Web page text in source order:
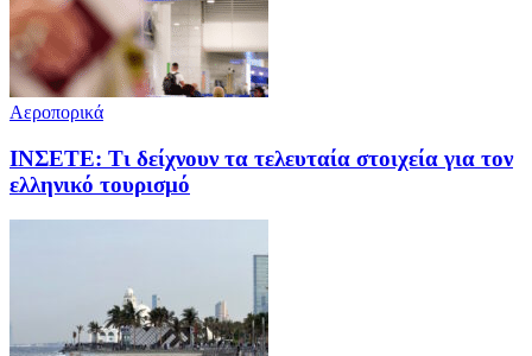
Αεροπορικά
ΙΝΣΕΤΕ: Τι δείχνουν τα τελευταία στοιχεία για τον
ελληνικό τουρισμό